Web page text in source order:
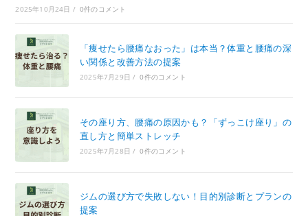
2025年10月24日 / 0件のコメント
「痩せたら腰痛なおった」は本当？体重と腰痛の深
い関係と改善方法の提案
2025年7月29日 / 0件のコメント
その座り方、腰痛の原因かも？「ずっこけ座り」の
直し方と簡単ストレッチ
2025年7月28日 / 0件のコメント
ジムの選び方で失敗しない！目的別診断とプランの
提案